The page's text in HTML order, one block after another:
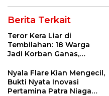
Berita Terkait
Teror Kera Liar di
Tembilahan: 18 Warga
Jadi Korban Ganas,
12 Jahitan!
Nyala Flare Kian Mengecil,
Bukti Nyata Inovasi
Pertamina Patra Niaga